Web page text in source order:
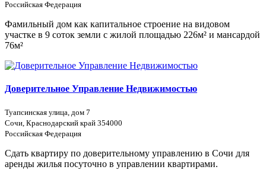
Российская Федерация
Фамильный дом как капитальное строение на видовом
участке в 9 соток земли с жилой площадью 226м² и мансардой
76м²
Доверительное Управление Недвижимостью
Туапсинская улица, дом 7
Сочи, Краснодарский край 354000
Российская Федерация
Сдать квартиру по доверительному управлению в Сочи для
аренды жилья посуточно в управлении квартирами.